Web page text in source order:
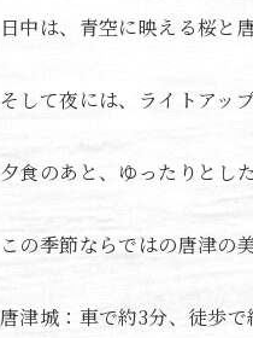
日中は、青空に映える桜と
そして夜には、ライトアッ
夕食のあと、ゆったりとし
この季節ならではの唐津の
唐津城：車で約3分、徒歩